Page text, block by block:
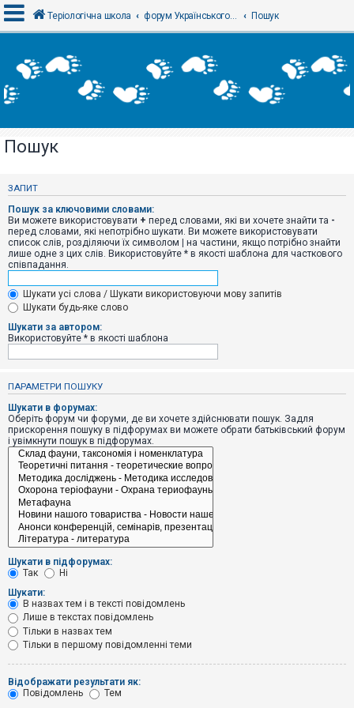
х
і
Р
с
р
а
ц
і
я
Т
е
м
и
б
і
п
о
в
і
д
в
н
т
е
м
и
о
ш
Теріологічна школа форум Українського теріологічного товариства Пошук
Пошук
ЗАПИТ
Пошук за ключовими словами:
Ви можете використовувати + перед словами, які ви хочете знайти та -
перед словами, які непотрібно шукати. Ви можете використовувати
список слів, розділяючи їх символом | на частини, якщо потрібно знайти
лише одне з цих слів. Використовуйте * в якості шаблона для часткового
співпадання.
Шукати усі слова / Шукати використовуючи мову запитів
Шукати будь-яке слово
Шукати за автором:
Використовуйте * в якості шаблона
ПАРАМЕТРИ ПОШУКУ
Шукати в форумах:
Оберіть форум чи форуми, де ви хочете здійснювати пошук. Задля
прискорення пошуку в підфорумах ви можете обрати батьківський форум
і увімкнути пошук в підфорумах.
Шукати в підфорумах:
Так
Ні
Шукати:
В назвах тем і в тексті повідомлень
Лише в текстах повідомлень
Тільки в назвах тем
Тільки в першому повідомленні теми
Відображати результати як:
Повідомлень
Тем